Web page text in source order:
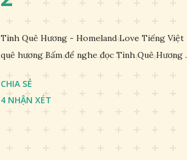
Tình Quê Hương - Homeland Love Tiếng
quê hương Bấm để nghe đọc Tình Quê Hương
CHIA SẺ
4 NHẬN XÉT